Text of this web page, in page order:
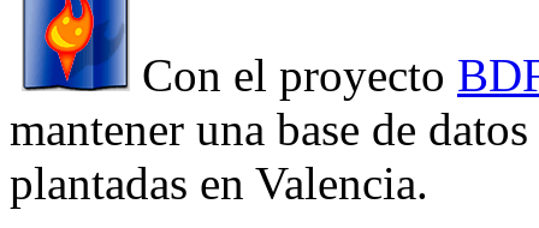
Con el proyecto
mantener una base de
plantadas en Valencia.